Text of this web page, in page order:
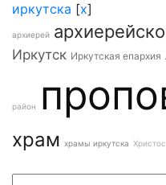
иркутска [x]
архиерей
Иркутск Иркутская епархия
район
храм храмы иркутска Христос